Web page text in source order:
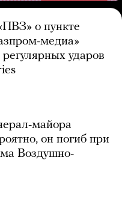
о пункте
медиа»
ударов
майора
он погиб при
Воздушно-